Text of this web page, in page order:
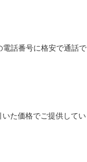
話番号に格安で通話で
た価格でご提供してい